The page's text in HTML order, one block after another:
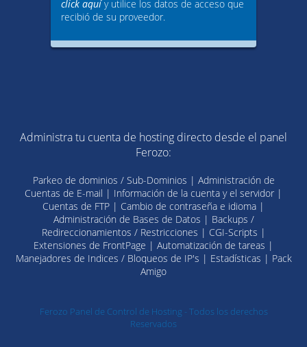
click aquíy utilice los datos de acceso que
recibió de su proveedor.
Administra tu cuenta de hosting directo desde el panel
Ferozo:
Parkeo de dominios / Sub-Dominios | Administración de
Cuentas de E-mail | Información de la cuenta y el servidor |
Cuentas de FTP | Cambio de contraseña e idioma |
Administración de Bases de Datos | Backups /
Redireccionamientos / Restricciones | CGI-Scripts |
Extensiones de FrontPage | Automatización de tareas |
Manejadores de Indices / Bloqueos de IP's | Estadísticas | Pack
Amigo
Ferozo Panel de Control de Hosting - Todos los derechos
Reservados